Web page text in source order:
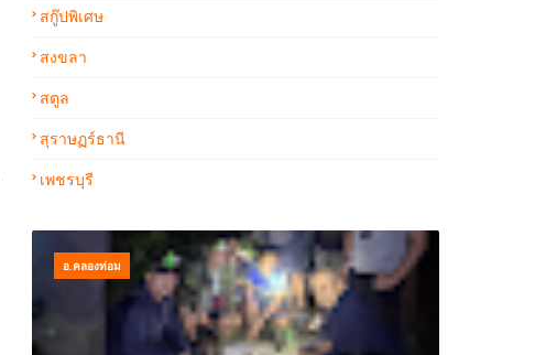
สกู๊ปพิเศษ
สงขลา
สตูล
สุราษฏร์ธานี
เพชรบุรี
อ.คลองท่อม